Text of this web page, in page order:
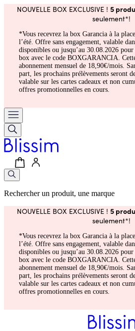
NOUVELLE BOX EXCLUSIVE ! 5
seulement*!
*Vous recevrez la box Garancia à la
l’été. Offre sans engagement, valable
disponibles ou jusqu’au 30.08.2026
box avec le code BOXGARANCIA.
abonnement mensuel de 18,90€/mois.
part, les prochains prélèvements seront
valable sur les cartes cadeaux et non
offres promotionnelles en cours.
Rechercher un produit, une marque
NOUVELLE BOX EXCLUSIVE ! 5
seulement*!
*Vous recevrez la box Garancia à la
l’été. Offre sans engagement, valable
disponibles ou jusqu’au 30.08.2026
box avec le code BOXGARANCIA.
abonnement mensuel de 18,90€/mois.
part, les prochains prélèvements seront
valable sur les cartes cadeaux et non
offres promotionnelles en cours.